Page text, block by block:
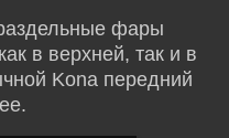
фары
в верхней, так и в
Kona передний